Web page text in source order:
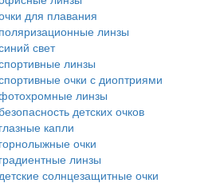
для плавания
поляризационные линзы
свет
линзы
очки с диоптриями
линзы
детских очков
глазные капли
горнолыжные очки
градиентные линзы
солнцезащитные очки